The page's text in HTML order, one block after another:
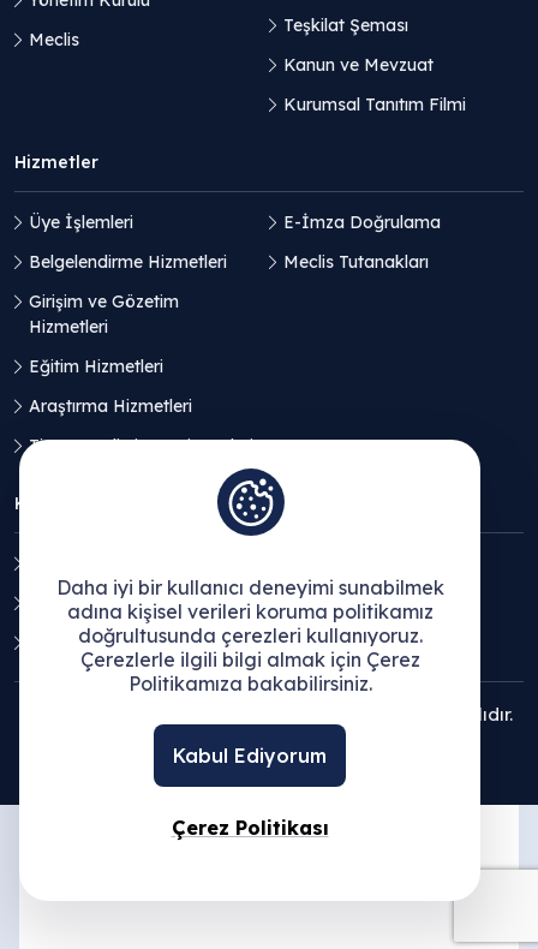
Meclis
Teşkilat Şeması
Kanun ve Mevzuat
Kurumsal Tanıtım Filmi
Hizmetler
Üye İşlemleri
Belgelendirme Hizmetleri
Girişim ve Gözetim
Hizmetleri
Eğitim Hizmetleri
Araştırma Hizmetleri
Ticaret Geliştirme Hizmetleri
E-İmza Doğrulama
Meclis Tutanakları
KVKK
Açık Rıza Beyanı
Çerez Politikası
© 2025 Ege Bölgesi Sanayi Odası - Tüm hakları saklıdır.
Daha iyi bir kullanıcı deneyimi sunabilmek
adına kişisel verileri koruma politikamız
doğrultusunda çerezleri kullanıyoruz.
Çerezlerle ilgili bilgi almak için Çerez
Politikamıza bakabilirsiniz.
Kabul Ediyorum
Çerez Politikası